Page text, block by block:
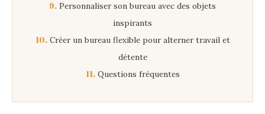
9. Personnaliser son bureau avec des objets
inspirants
10.Créer un bureau flexible pour alterner travail et
détente
11.Questions fréquentes